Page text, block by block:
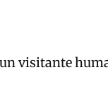
visitante